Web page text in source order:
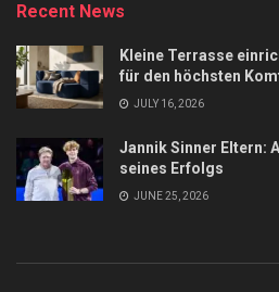
Recent News
Kleine Terrasse
für den höchsten
JULY 16, 2026
Jannik Sinner Eltern:
seines Erfolgs
JUNE 25, 2026